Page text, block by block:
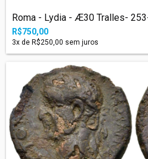
Roma - Lydia - Æ30 Tralles-
R$750,00
3x de R$250,00 sem juros